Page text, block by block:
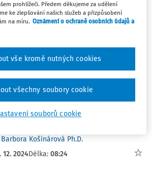
AKTUALITY
ze světa mezd a pracovního
Bulla
identifikace osob na letišti
Barbora Košinárová Ph.D.
12. 2024Délka: 08:24
prohlížeči. Předem děkujeme za udělení
ke zlepšování našich služeb a přizpůsobení
na míru. Oznámení o ochraně osobních údajů a
souborů cookie
vše kromě nutných cookies
všechny soubory cookie